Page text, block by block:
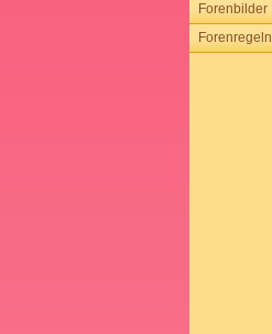
Forenbilder
Forenregeln